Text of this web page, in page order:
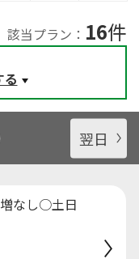
該当プラン： 16件
る
翌日
なし○土日